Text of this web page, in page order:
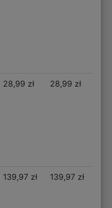
28,99 zł 28,99 zł
139,97 zł 139,97 zł